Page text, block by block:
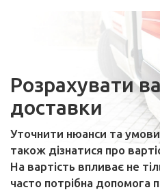
Розрахувати
доставки
Уточнити нюанси та
також дізнатися про
На вартість впливає не
часто потрібна допомога